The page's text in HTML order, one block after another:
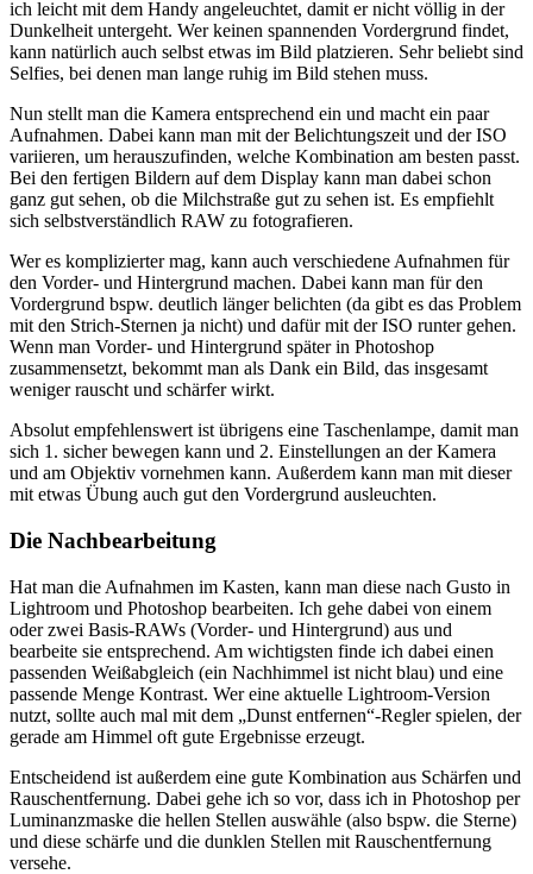
ich leicht mit dem Handy angeleuchtet, damit er nicht völlig in der
Dunkelheit untergeht. Wer keinen spannenden Vordergrund findet,
kann natürlich auch selbst etwas im Bild platzieren. Sehr beliebt sind
Selfies, bei denen man lange ruhig im Bild stehen muss.
Nun stellt man die Kamera entsprechend ein und macht ein paar
Aufnahmen. Dabei kann man mit der Belichtungszeit und der ISO
variieren, um herauszufinden, welche Kombination am besten passt.
Bei den fertigen Bildern auf dem Display kann man dabei schon
ganz gut sehen, ob die Milchstraße gut zu sehen ist. Es empfiehlt
sich selbstverständlich RAW zu fotografieren.
Wer es komplizierter mag, kann auch verschiedene Aufnahmen für
den Vorder- und Hintergrund machen. Dabei kann man für den
Vordergrund bspw. deutlich länger belichten (da gibt es das Problem
mit den Strich-Sternen ja nicht) und dafür mit der ISO runter gehen.
Wenn man Vorder- und Hintergrund später in Photoshop
zusammensetzt, bekommt man als Dank ein Bild, das insgesamt
weniger rauscht und schärfer wirkt.
Absolut empfehlenswert ist übrigens eine Taschenlampe, damit man
sich 1. sicher bewegen kann und 2. Einstellungen an der Kamera
und am Objektiv vornehmen kann. Außerdem kann man mit dieser
mit etwas Übung auch gut den Vordergrund ausleuchten.
Die Nachbearbeitung
Hat man die Aufnahmen im Kasten, kann man diese nach Gusto in
Lightroom und Photoshop bearbeiten. Ich gehe dabei von einem
oder zwei Basis-RAWs (Vorder- und Hintergrund) aus und
bearbeite sie entsprechend. Am wichtigsten finde ich dabei einen
passenden Weißabgleich (ein Nachhimmel ist nicht blau) und eine
passende Menge Kontrast. Wer eine aktuelle Lightroom-Version
nutzt, sollte auch mal mit dem „Dunst entfernen“-Regler spielen, der
gerade am Himmel oft gute Ergebnisse erzeugt.
Entscheidend ist außerdem eine gute Kombination aus Schärfen und
Rauschentfernung. Dabei gehe ich so vor, dass ich in Photoshop per
Luminanzmaske die hellen Stellen auswähle (also bspw. die Sterne)
und diese schärfe und die dunklen Stellen mit Rauschentfernung
versehe.